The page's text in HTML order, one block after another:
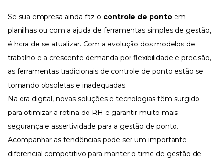
Gestão de Pessoas e Liderança
Capacitação com especialistas
Recursos Humanos
Fortaleça a cultura organizacional
Treinamento de Produto
Materiais Gratuitos
Materiais Gratuitos
Todos os Materiais Gratuitos
Confira nossos materiais
Se sua empresa ainda faz o controle de ponto em
planilhas ou com a ajuda de ferramentas simples de gestão,
é hora de se atualizar. Com a evolução dos modelos de
trabalho e a crescente demanda por flexibilidade e precisão,
as ferramentas tradicionais de controle de ponto estão se
tornando obsoletas e inadequadas.
Na era digital, novas soluções e tecnologias têm surgido
para otimizar a rotina do RH e garantir muito mais
segurança e assertividade para a gestão de ponto.
Acompanhar as tendências pode ser um importante
diferencial competitivo para manter o time de gestão de